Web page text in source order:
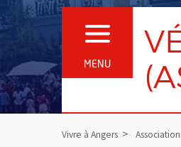
MENU
OUVRIR LE MENU
Vivre à Angers